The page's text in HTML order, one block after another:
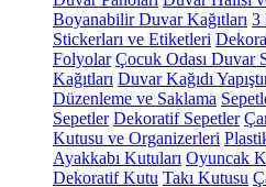
Boyanabilir Duvar Kağıtları 3
Stickerları ve Etiketleri
Folyolar Çocuk Odası Duvar
Kağıtları Duvar Kağıdı
Düzenleme ve Saklama
Sepetler Dekoratif Sepetler
Kutusu ve Organizerleri
Ayakkabı Kutuları Oyuncak
Dekoratif Kutu Takı Kutusu